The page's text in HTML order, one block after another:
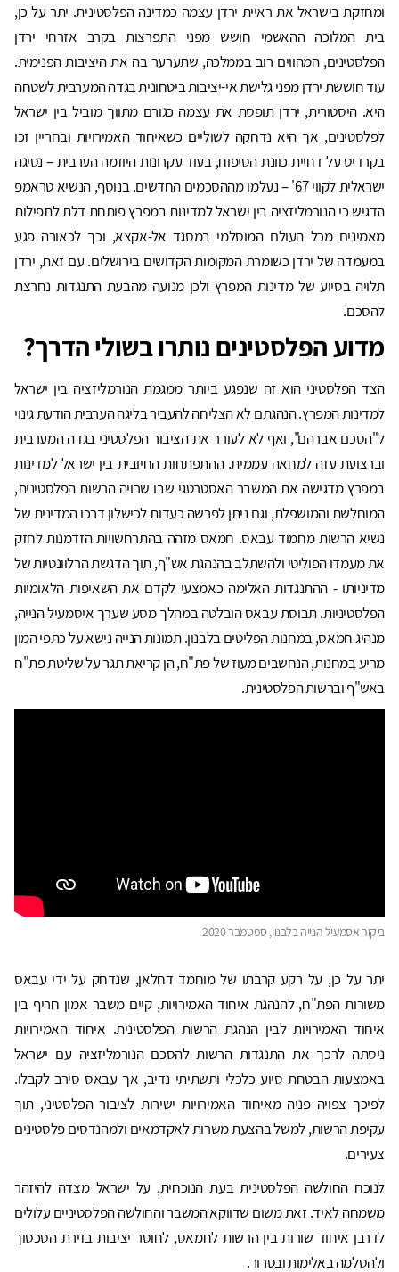
ומחזקת בישראל את ראיית ירדן עצמה כמדינה הפלסטינית. יתר על כן,
בית המלוכה ההאשמי חושש מפני התפרצות בקרב אזרחי ירדן
הפלסטינים, המהווים רוב בממלכה, שתערער בה את היציבות הפנימית.
עוד חוששת ירדן מפני גלישת אי-יציבות ביטחונית בגדה המערבית לשטחה
היא. היסטורית, ירדן תופסת את עצמה כגורם מתווך מוביל בין ישראל
לפלסטינים, אך היא נדחקה לשוליים כשאיחוד האמירויות ובחריין זכו
בקרדיט על דחיית כוונת הסיפוח, בעוד עקרונות היוזמה הערבית – נסיגה
ישראלית לקווי 67' – נעלמו מההסכמים החדשים. בנוסף, הנשיא טראמפ
הדגיש כי הנורמליזציה בין ישראל למדינות במפרץ פותחת דלת לתפילות
מאמינים מכל העולם המוסלמי במסגד אל-אקצא, וכך לכאורה פגע
במעמדה של ירדן כשומרת המקומות הקדושים בירושלים. עם זאת, ירדן
תלויה בסיוע של מדינות המפרץ ולכן מנועה מהבעת התנגדות נחרצת
להסכם.
מדוע הפלסטינים נותרו בשולי הדרך?
הצד הפלסטיני הוא זה שנפגע ביותר ממגמת הנורמליזציה בין ישראל
למדינות המפרץ. הנהגתם לא הצליחה להעביר בליגה הערבית הודעת גינוי
ל"הסכם אברהם", ואף לא לעורר את הציבור הפלסטיני בגדה המערבית
וברצועת עזה למחאה עממית. ההתפתחות החיובית בין ישראל למדינות
במפרץ מדגישה את המשבר האסטרטגי שבו שרויה הרשות הפלסטינית,
המוחלשת והמושפלת, וגם ניתן לפרשה כעדות לכישלון דרכו המדינית של
נשיא הרשות מחמוד עבאס. חמאס מזהה בהתרחשויות הזדמנות לחזק
את מעמדו הפוליטי ולהשתלב בהנהגת אש"ף, תוך הדגשת הרלוונטיות של
מדיניותו - ההתנגדות האלימה כאמצעי לקדם את השאיפות הלאומיות
הפלסטיניות. תבוסת עבאס הובלטה במהלך מסע שערך איסמעיל הנייה,
מנהיג חמאס, במחנות הפליטים בלבנון. תמונות הנייה נישא על כתפי המון
מריע במחנות, הנחשבים מעוז של פת"ח, הן קריאת תגר על שליטת פת"ח
באש"ף וברשות הפלסטינית.
ביקור אסמעיל הנייה בלבנון, ספטמבר 2020
יתר על כן, על רקע קרבתו של מוחמד דחלאן, שנדחק על ידי עבאס
משורות הפת"ח, להנהגת איחוד האמירויות, קיים משבר אמון חריף בין
איחוד האמירויות לבין הנהגת הרשות הפלסטינית. איחוד האמירויות
ניסתה לרכך את התנגדות הרשות להסכם הנורמליזציה עם ישראל
באמצעות הבטחת סיוע כלכלי ותשתיתי נדיב, אך עבאס סירב לקבלו.
לפיכך צפויה פניה מאיחוד האמירויות ישירות לציבור הפלסטיני, תוך
עקיפת הרשות, למשל בהצעת משרות לאקדמאים ולמהנדסים פלסטינים
צעירים.
לנוכח החולשה הפלסטינית בעת הנוכחית, על ישראל מצדה להיזהר
משמחה לאיד. זאת משום שדווקא המשבר והחולשה הפלסטיניים עלולים
לדרבן איחוד שורות בין הרשות לחמאס, לחוסר יציבות בזירת הסכסוך
ולהסלמה באלימות ובטרור.